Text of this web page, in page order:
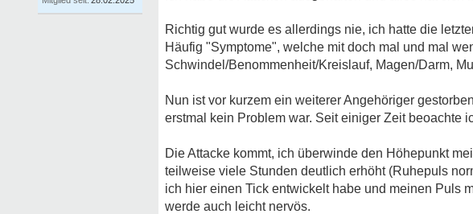
Richtig gut wurde es allerdings nie, ich hatte die
Häufig "Symptome", welche mit doch mal und mal
Schwindel/Benommenheit/Kreislauf, Magen/Darm,
Nun ist vor kurzem ein weiterer Angehöriger
erstmal kein Problem war. Seit einiger Zeit beoachte
Die Attacke kommt, ich überwinde den Höhepunkt
teilweise viele Stunden deutlich erhöht (Ruhepuls
ich hier einen Tick entwickelt habe und meinen Puls
werde auch leicht nervös.